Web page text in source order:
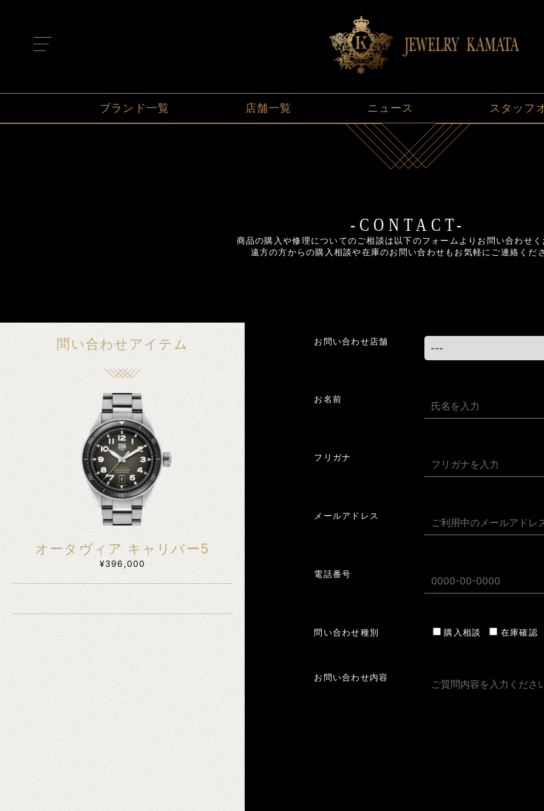
t
o
e
v
ブランド一覧 店舗一覧 ニュース スタッフ
-CONTACT-
商品の購入や修理についてのご相談は以下のフォームよりお問い合わせ
遠方の方からの購入相談や在庫のお問い合わせもお気軽にご連絡くだ
問い合わせアイテム
オータヴィア キャリバー5
¥396,000
お問い合わせ店舗
お名前
フリガナ
メールアドレス
電話番号
問い合わせ種別 購入相談 在庫確認
お問い合わせ内容